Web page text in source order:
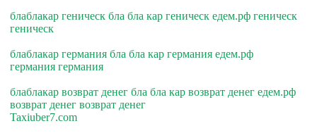
блаблакар геническ бла бла кар геническ едем.рф геническ
геническ
блаблакар германия бла бла кар германия едем.рф
германия германия
блаблакар возврат денег бла бла кар возврат денег едем.рф
возврат денег возврат денег
Taxiuber7.com